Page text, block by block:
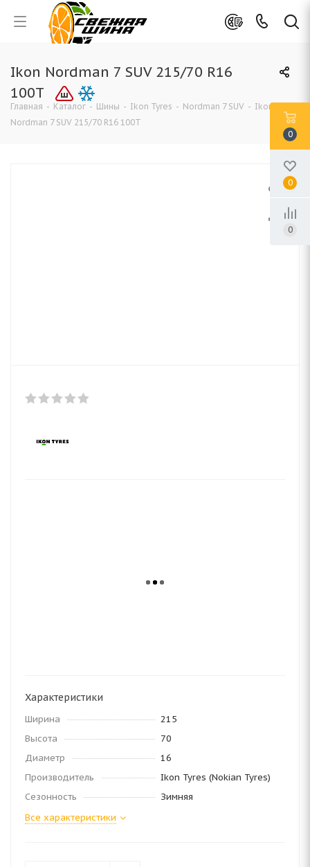
Ikon Nordman 7 SUV 215/70 R16
100T
Главная - Каталог - Шины - Ikon Tyres - Nordman 7 SUV - Ikon
Nordman 7 SUV 215/70 R16 100T
Характеристики
Ширина
215
Высота
70
Диаметр
16
Производитель
Ikon Tyres (Nokian Tyres)
Сезонность
Зимняя
Все характеристики
0
0
0